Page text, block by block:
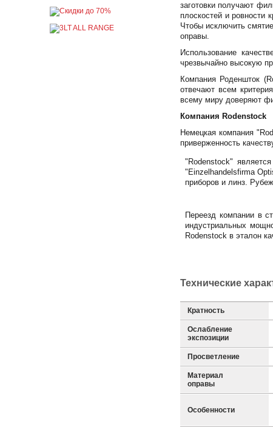
заготовки получают
плоскостей и ровности
Чтобы исключить
оправы.
Использование
чрезвычайно высокую
Компания Роденшток
отвечают всем
всему миру доверяют
Компания Rodenstock
Немецкая компания
приверженность
"Rodenstock"
"Einzelhandelsfirma
приборов и линз.
Переезд компании в
индустриальных
Rodenstock в эталон
Технические
Кратность
Ослабление
экспозиции
Просветление
Материал
оправы
Особенности